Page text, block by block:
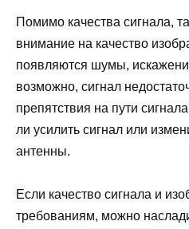
Помимо качества сигнала,
внимание на качество
появляются шумы,
возможно, сигнал
препятствия на пути
ли усилить сигнал или
антенны.
Если качество сигнала и
требованиям, можно